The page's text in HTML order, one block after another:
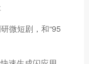
微短剧，和“95